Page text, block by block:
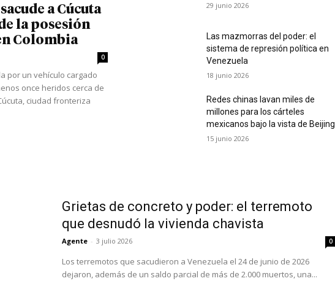
a Cúcuta
la posesión
Colombia
0
por un vehículo cargado
once heridos cerca de
ciudad fronteriza
29 junio 2026
Las mazmorras del poder: el
sistema de represión política en
Venezuela
18 junio 2026
Redes chinas lavan miles de
millones para los cárteles
mexicanos bajo la vista de Beijing
15 junio 2026
Grietas de concreto y poder: el terremoto
que desnudó la vivienda chavista
Agente - 3 julio 2026 0
Los terremotos que sacudieron a Venezuela el 24 de junio de 2026
dejaron, además de un saldo parcial de más de 2.000 muertos, una...